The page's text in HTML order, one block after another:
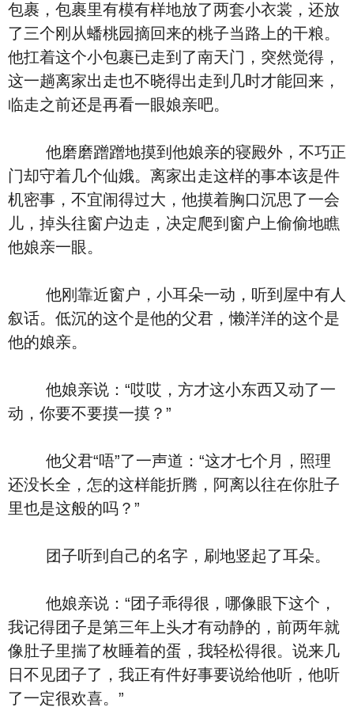
包裹，包裹里有模有样地放了两套小衣裳，还放
了三个刚从蟠桃园摘回来的桃子当路上的干粮。
他扛着这个小包裹已走到了南天门，突然觉得，
这一趟离家出走也不晓得出走到几时才能回来，
临走之前还是再看一眼娘亲吧。
他磨磨蹭蹭地摸到他娘亲的寝殿外，不巧正
门却守着几个仙娥。离家出走这样的事本该是件
机密事，不宜闹得过大，他摸着胸口沉思了一会
儿，掉头往窗户边走，决定爬到窗户上偷偷地瞧
他娘亲一眼。
他刚靠近窗户，小耳朵一动，听到屋中有人
叙话。低沉的这个是他的父君，懒洋洋的这个是
他的娘亲。
他娘亲说：“哎哎，方才这小东西又动了一
动，你要不要摸一摸？”
他父君“唔”了一声道：“这才七个月，照理
还没长全，怎的这样能折腾，阿离以往在你肚子
里也是这般的吗？”
团子听到自己的名字，刷地竖起了耳朵。
他娘亲说：“团子乖得很，哪像眼下这个，
我记得团子是第三年上头才有动静的，前两年就
像肚子里揣了枚睡着的蛋，我轻松得很。说来几
日不见团子了，我正有件好事要说给他听，他听
了一定很欢喜。”